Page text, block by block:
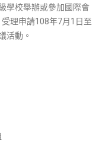
學校舉辦或參加國際會
理申請108年7月1日至
活動。